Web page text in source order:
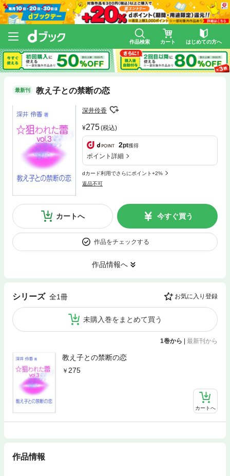
作品検索 カート はじめての方へ
最新刊 教え子との禁断の恋
深井伶香
275(税込)
2pt獲得
ポイント詳細
dカード利用でさらにポイント+2%
返品不可
カートへ 今すぐ買う
作品をチェックする
作品情報へ
シリーズ 全1冊 お気に入り登録
未購入巻をまとめて買う
1巻から | 最新刊から
教え子との禁断の恋
275
カートへ
作品情報